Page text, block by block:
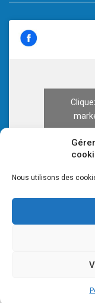
Nous utilisons des
© 2026